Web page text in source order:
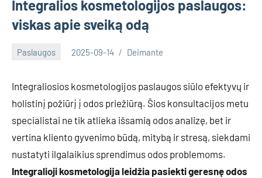
Integralios kosmetologijos paslaugos:
viskas apie sveiką odą
Paslaugos 2025-09-14 Deimante
Integraliosios kosmetologijos paslaugos siūlo efektyvų ir
holistinį požiūrį į odos priežiūrą. Šios konsultacijos metu
specialistai ne tik atlieka išsamią odos analizę, bet ir
vertina kliento gyvenimo būdą, mitybą ir stresą, siekdami
nustatyti ilgalaikius sprendimus odos problemoms.
Integralioji kosmetologija leidžia pasiekti geresnę odos